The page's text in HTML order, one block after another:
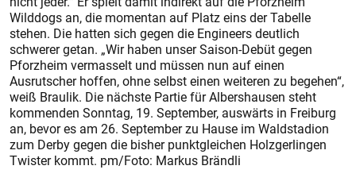
Wilddogs an, die momentan auf Platz eins der Tabelle
stehen. Die hatten sich gegen die Engineers deutlich
schwerer getan. „Wir haben unser Saison-Debüt gegen
Pforzheim vermasselt und müssen nun auf einen
Ausrutscher hoffen, ohne selbst einen weiteren zu begehen“,
weiß Braulik. Die nächste Partie für Albershausen steht
kommenden Sonntag, 19. September, auswärts in Freiburg
an, bevor es am 26. September zu Hause im Waldstadion
zum Derby gegen die bisher punktgleichen Holzgerlingen
Twister kommt. pm/Foto: Markus Brändli